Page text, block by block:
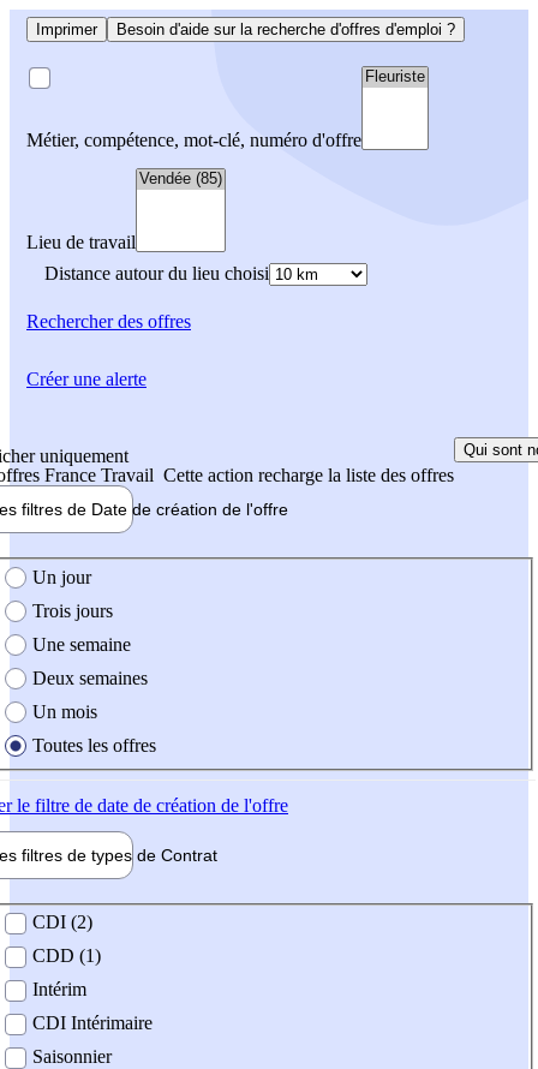
Imprimer Besoin d'aide sur la recherche d'offres d'emploi ?
Métier, compétence, mot-clé, numéro d'offre
Lieu de travail
Distance autour du lieu choisi
Rechercherdes offres
uniquement
France Travail Cette action recharge la liste des offres
Qui sont
filtres de Date de création de l'offre
création de l'offre
Un jour
Trois jours
Une semaine
Deux semaines
Un mois
Toutes les offres
le filtre de date de création de l'offre
filtres de types de Contrat
contrat
CDI (2)
CDD (1)
Intérim
CDI Intérimaire
Saisonnier
Créer une alerte